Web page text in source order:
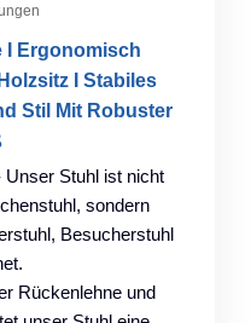
I Ergonomisch
I Stabiles
Stil Mit Robuster
Unser Stuhl ist nicht
sondern
Besucherstuhl
Rückenlehne und